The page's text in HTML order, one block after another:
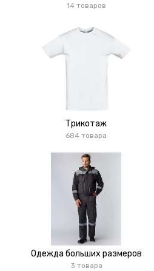
14 товаров
Трикотаж
684 товара
Одежда больших размеров
3 товара